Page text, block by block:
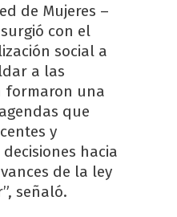
de Mujeres –
con el
social a
a las
formaron una
que
y
hacia
de la ley
señaló.